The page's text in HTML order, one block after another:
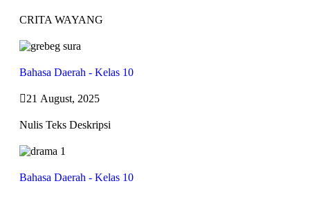
CRITA WAYANG
Bahasa Daerah - Kelas 10
21 August, 2025
Nulis Teks Deskripsi
Bahasa Daerah - Kelas 10